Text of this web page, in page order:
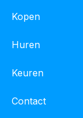
Kopen
Huren
Keuren
Contact